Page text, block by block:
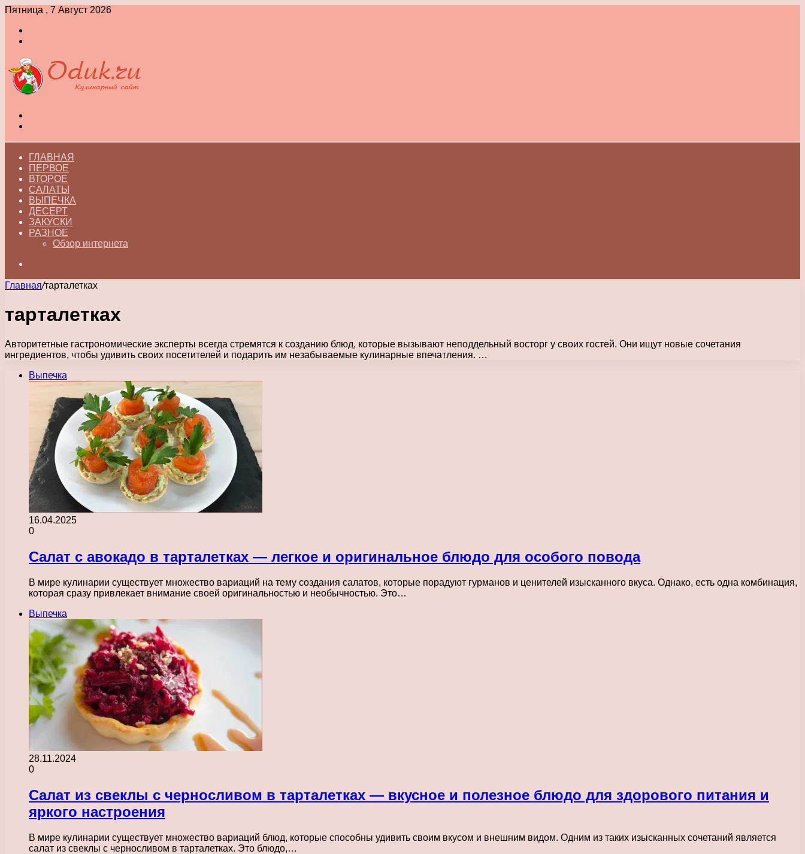
Пятница , 7 Август 2026
ГЛАВНАЯ
ПЕРВОЕ
ВТОРОЕ
САЛАТЫ
ВЫПЕЧКА
ДЕСЕРТ
ЗАКУСКИ
РАЗНОЕ
Обзор интернета
Главная/тарталетках
тарталетках
Авторитетные гастрономические эксперты всегда стремятся к созданию блюд, которые вызывают неподдельный восторг у своих гостей. Они ищут новые сочетания
ингредиентов, чтобы удивить своих посетителей и подарить им незабываемые кулинарные впечатления. …
Выпечка
16.04.2025
0
Салат с авокадо в тарталетках — легкое и оригинальное блюдо для особого повода
В мире кулинарии существует множество вариаций на тему создания салатов, которые порадуют гурманов и ценителей изысканного вкуса. Однако, есть одна комбинация,
которая сразу привлекает внимание своей оригинальностью и необычностью. Это…
Выпечка
28.11.2024
0
Салат из свеклы с черносливом в тарталетках — вкусное и полезное блюдо для здорового питания и
яркого настроения
В мире кулинарии существует множество вариаций блюд, которые способны удивить своим вкусом и внешним видом. Одним из таких изысканных сочетаний является
салат из свеклы с черносливом в тарталетках. Это блюдо,…